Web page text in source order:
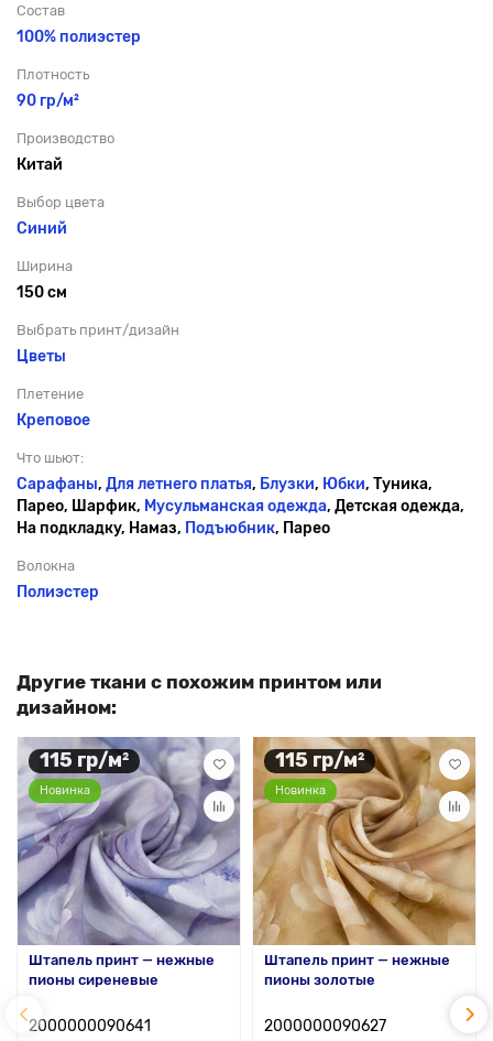
Состав
100% полиэстер
Плотность
90 гр/м²
Производство
Китай
Выбор цвета
Синий
Ширина
150 см
Выбрать принт/дизайн
Цветы
Плетение
Креповое
Что шьют:
Сарафаны, Для летнего платья, Блузки, Юбки, Туника,
Парео, Шарфик, Мусульманская одежда, Детская одежда,
На подкладку, Намаз, Подъюбник, Парео
Волокна
Полиэстер
Другие ткани с похожим принтом или
дизайном:
115 гр/м²
Новинка
Штапель принт — нежные
пионы сиреневые
2000000090641
115 гр/м²
Новинка
Штапель принт — нежные
пионы золотые
2000000090627